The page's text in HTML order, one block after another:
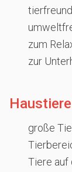
zum
zur
große
Tiere auf